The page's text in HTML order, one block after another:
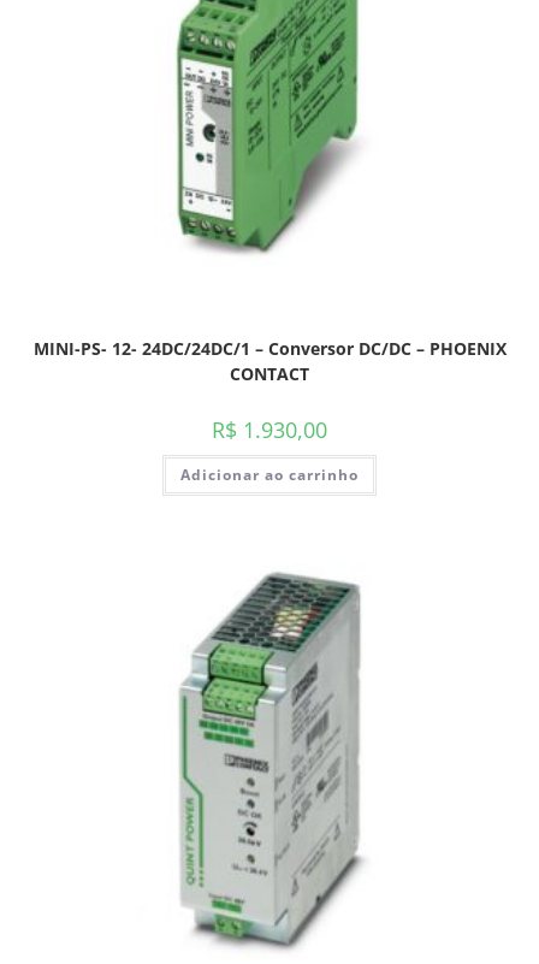
MINI-PS- 12- 24DC/24DC/1 – Conversor DC/DC – PHOENIX
CONTACT
R$ 1.930,00
Adicionar ao carrinho